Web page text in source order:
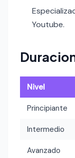
Youtube.
Nivel
Principiante
Intermedio
Avanzado